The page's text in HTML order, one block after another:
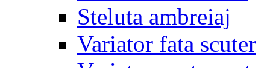
Steluta ambreiaj
Variator fata scuter